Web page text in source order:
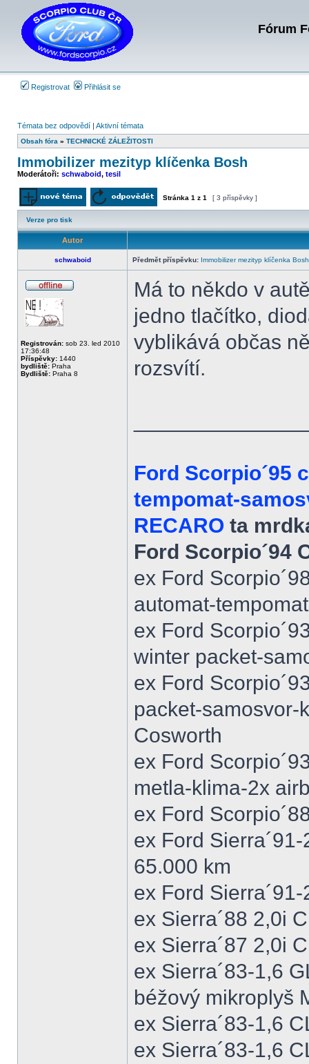
Fórum
Registrovat Přihlásit se
Témata bez odpovědí | Aktivní témata
Obsah fóra » TECHNICKÉ ZÁLEŽITOSTI
Immobilizer mezityp klíčenka Bosh
Moderátoři: schwaboid, tesil
Odeslat nové téma Odpovědět na téma
Stránka 1 z 1 [ 3 příspěvky ]
Verze pro tisk
Autor
schwaboid Předmět příspěvku: Immobilizer mezityp klíčenka Bosh
Registrován: sob 23. led 2010
17:36:48
Příspěvky: 1440
bydliště: Praha
Bydliště: Praha 8
Má to někdo v
jedno tlačítko,
vyblikává občas
rozsvítí.
Ford Scorpio´95
tempomat-
RECARO ta
Ford Scorpio´94
ex Ford
automat-
ex Ford
winter packet-
ex Ford
packet-samosvor-
Cosworth
ex Ford
metla-klima-2x
ex Ford
ex Ford
65.000 km
ex Ford
ex Sierra´88 2,0i
ex Sierra´87 2,0i
ex Sierra´83-1,6
béžový mikroplyš
ex Sierra´83-1,6
ex Sierra´83-1,6